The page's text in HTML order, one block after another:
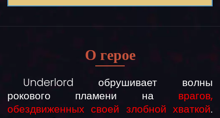
О герое
Underlord обрушивает волны
рокового пламени на врагов,
обездвиженных своей злобной хваткой.